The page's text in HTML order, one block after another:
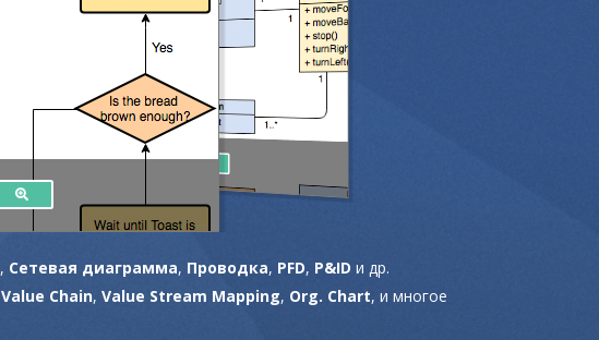
, Сетевая диаграмма, Проводка, PFD, P&ID и др.
Value Chain, Value Stream Mapping, Org. Chart, и многое